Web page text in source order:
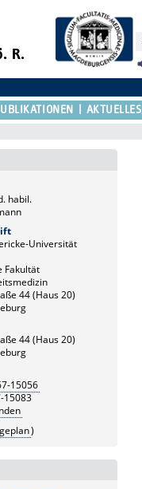
R.
AKTUELLES
habil.
Universität
Fakultät
44 (Haus 20)
44 (Haus 20)
15056
15083
)